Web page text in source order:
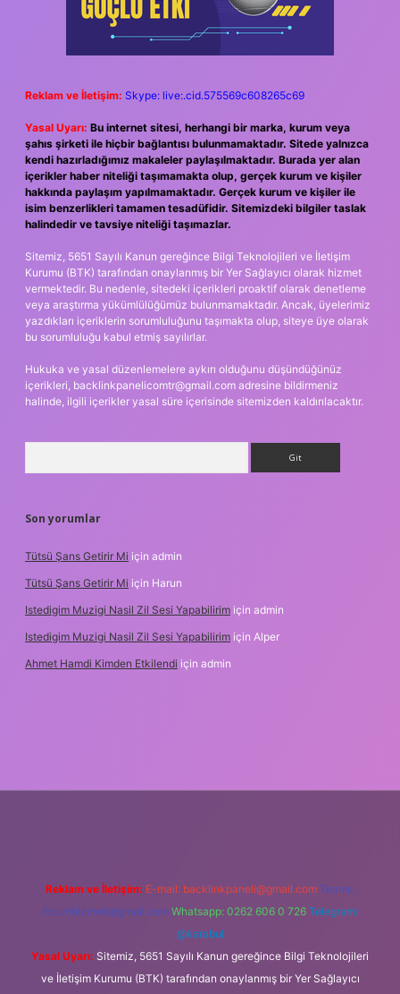
Reklam ve İletişim: Skype: live:.cid.575569c608265c69
Yasal Uyarı: Bu internet sitesi, herhangi bir marka, kurum veya
şahıs şirketi ile hiçbir bağlantısı bulunmamaktadır. Sitede yalnızca
kendi hazırladığımız makaleler paylaşılmaktadır. Burada yer alan
içerikler haber niteliği taşımamakta olup, gerçek kurum ve kişiler
hakkında paylaşım yapılmamaktadır. Gerçek kurum ve kişiler ile
isim benzerlikleri tamamen tesadüfidir. Sitemizdeki bilgiler taslak
halindedir ve tavsiye niteliği taşımazlar.
Sitemiz, 5651 Sayılı Kanun gereğince Bilgi Teknolojileri ve İletişim
Kurumu (BTK) tarafından onaylanmış bir Yer Sağlayıcı olarak hizmet
vermektedir. Bu nedenle, sitedeki içerikleri proaktif olarak denetleme
veya araştırma yükümlülüğümüz bulunmamaktadır. Ancak, üyelerimiz
yazdıkları içeriklerin sorumluluğunu taşımakta olup, siteye üye olarak
bu sorumluluğu kabul etmiş sayılırlar.
Hukuka ve yasal düzenlemelere aykırı olduğunu düşündüğünüz
içerikleri, backlinkpanelicomtr@gmail.com adresine bildirmeniz
halinde, ilgili içerikler yasal süre içerisinde sitemizden kaldırılacaktır.
Son yorumlar
Tütsü Şans Getirir Mi için admin
Tütsü Şans Getirir Mi için Harun
Istedigim Muzigi Nasil Zil Sesi Yapabilirim için admin
Istedigim Muzigi Nasil Zil Sesi Yapabilirim için Alper
Ahmet Hamdi Kimden Etkilendi için admin
Reklam ve İletişim: E-mail: backlinkpaneli@gmail.com Teams:
forumhizmeti@gmail.com Whatsapp: 0262 606 0 726 Telegram:
@karabul
Yasal Uyarı: Sitemiz, 5651 Sayılı Kanun gereğince Bilgi Teknolojileri
ve İletişim Kurumu (BTK) tarafından onaylanmış bir Yer Sağlayıcı